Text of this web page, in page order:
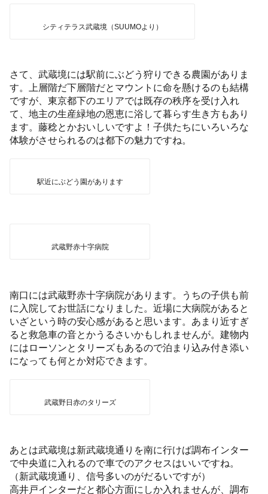
シティテラス武蔵境（SUUMOより）
さて、武蔵境には駅前にぶどう狩りできる農園がありま
す。上層階だ下層階だとマウントに命を懸けるのも結構
ですが、東京都下のエリアでは既存の秩序を受け入れ
て、地主の生産緑地の恩恵に浴して暮らす生き方もあり
ます。藤稔とかおいしいですよ！子供たちにいろいろな
体験がさせられるのは都下の魅力ですね。
駅近にぶどう園があります
武蔵野赤十字病院
南口には武蔵野赤十字病院があります。うちの子供も前
に入院してお世話になりました。近場に大病院があると
いざという時の安心感があると思います。あまり近すぎ
ると救急車の音とかうるさいかもしれませんが。建物内
にはローソンとタリーズもあるので泊まり込み付き添い
になっても何とか対応できます。
武蔵野日赤のタリーズ
あとは武蔵境は新武蔵境通りを南に行けば調布インター
で中央道に入れるので車でのアクセスはいいですね。
（新武蔵境通り、信号多いのがだるいですが）
高井戸インターだと都心方面にしか入れませんが、調布